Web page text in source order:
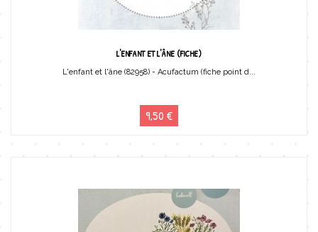
L'ENFANT ET L'ÂNE (FICHE)
L'enfant et l'âne (82958) - Acufactum (fiche point d...
9,50 €